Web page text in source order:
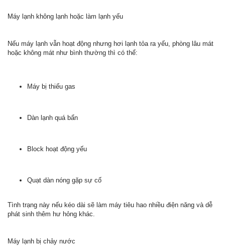
Máy lạnh không lạnh hoặc làm lạnh yếu
Nếu máy lạnh vẫn hoạt động nhưng hơi lạnh tỏa ra yếu, phòng lâu mát
hoặc không mát như bình thường thì có thể:
Máy bị thiếu gas
Dàn lạnh quá bẩn
Block hoạt động yếu
Quạt dàn nóng gặp sự cố
Tình trạng này nếu kéo dài sẽ làm máy tiêu hao nhiều điện năng và dễ
phát sinh thêm hư hỏng khác.
Máy lạnh bị chảy nước